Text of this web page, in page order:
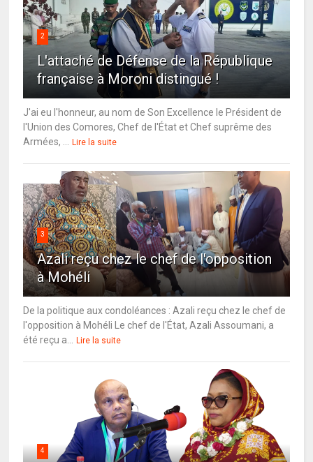
2
L'attaché de Défense de la République
française à Moroni distingué !
J'ai eu l'honneur, au nom de Son Excellence le Président de
l'Union des Comores, Chef de l'État et Chef suprême des
Armées, ... Lire la suite
3
Azali reçu chez le chef de l'opposition
à Mohéli
De la politique aux condoléances : Azali reçu chez le chef de
l'opposition à Mohéli Le chef de l'État, Azali Assoumani, a
été reçu a... Lire la suite
4